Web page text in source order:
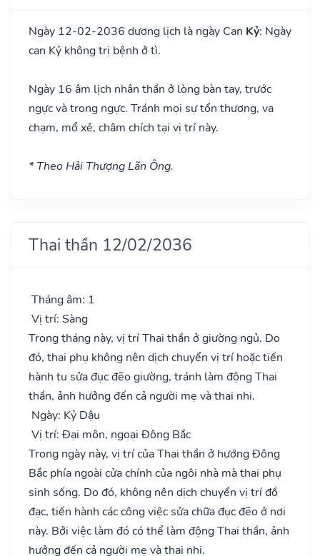
Ngày 12-02-2036 dương lịch là ngày Can Kỷ: Ngày
can Kỷ không trị bệnh ở tì.
Ngày 16 âm lịch nhân thần ở lòng bàn tay, trước
ngực và trong ngực. Tránh mọi sự tổn thương, va
chạm, mổ xẻ, châm chích tại vị trí này.
* Theo Hải Thượng Lãn Ông.
Thai thần 12/02/2036
Tháng âm: 1
Vị trí: Sàng
Trong tháng này, vị trí Thai thần ở giường ngủ. Do
đó, thai phụ không nên dịch chuyển vị trí hoặc tiến
hành tu sửa đục đẽo giường, tránh làm động Thai
thần, ảnh hưởng đến cả người mẹ và thai nhi.
Ngày: Kỷ Dậu
Vị trí: Đại môn, ngoại Đông Bắc
Trong ngày này, vị trí của Thai thần ở hướng Đông
Bắc phía ngoài cửa chính của ngôi nhà mà thai phụ
sinh sống. Do đó, không nên dịch chuyển vị trí đồ
đạc, tiến hành các công việc sửa chữa đục đẽo ở nơi
này. Bởi việc làm đó có thể làm động Thai thần, ảnh
hưởng đến cả người mẹ và thai nhi.